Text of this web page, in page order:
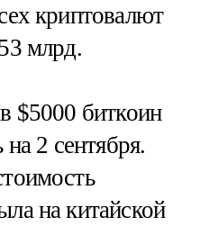
криптовалют
млрд.
$5000 биткоин
2 сентября.
на китайской